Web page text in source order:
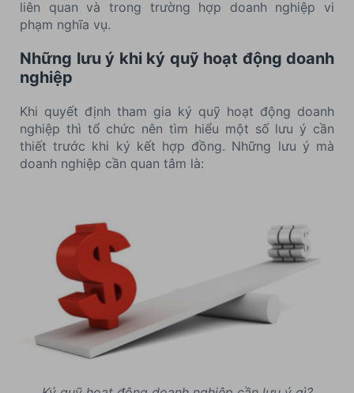
liên quan và trong trường hợp doanh nghiệp vi
phạm nghĩa vụ.
Những lưu ý khi ký quỹ hoạt động doanh
nghiệp
Khi quyết định tham gia ký quỹ hoạt động doanh
nghiệp thì tổ chức nên tìm hiểu một số lưu ý cần
thiết trước khi ký kết hợp đồng. Những lưu ý mà
doanh nghiệp cần quan tâm là: